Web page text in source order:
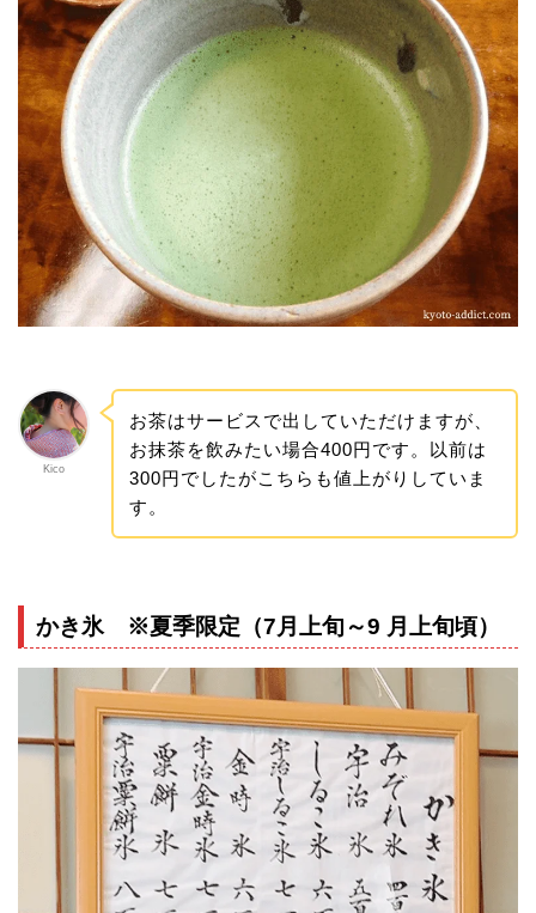
Kico
お茶はサービスで出していただけますが、
お抹茶を飲みたい場合400円です。以前は
300円でしたがこちらも値上がりしていま
す。
かき氷 ※夏季限定（7月上旬～9 月上旬頃）